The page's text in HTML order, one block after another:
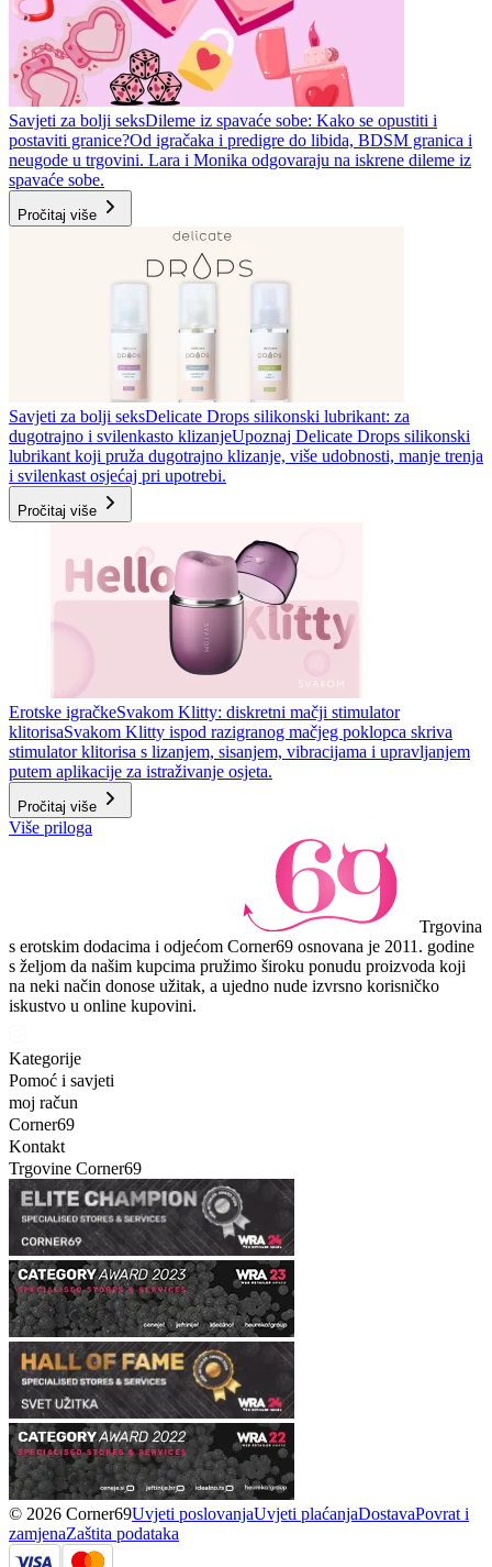
Savjeti za bolji seksDileme iz spavaće sobe: Kako se opustiti i
postaviti granice?Od igračaka i predigre do libida, BDSM granica i
neugode u trgovini. Lara i Monika odgovaraju na iskrene dileme iz
spavaće sobe.
Pročitaj više
Savjeti za bolji seksDelicate Drops silikonski lubrikant: za
dugotrajno i svilenkasto klizanjeUpoznaj Delicate Drops silikonski
lubrikant koji pruža dugotrajno klizanje, više udobnosti, manje trenja
i svilenkast osjećaj pri upotrebi.
Pročitaj više
Erotske igračkeSvakom Klitty: diskretni mačji stimulator
klitorisaSvakom Klitty ispod razigranog mačjeg poklopca skriva
stimulator klitorisa s lizanjem, sisanjem, vibracijama i upravljanjem
putem aplikacije za istraživanje osjeta.
Pročitaj više
Više priloga
Trgovina
s erotskim dodacima i odjećom Corner69 osnovana je 2011. godine
s željom da našim kupcima pružimo široku ponudu proizvoda koji
na neki način donose užitak, a ujedno nude izvrsno korisničko
iskustvo u online kupovini.
Kategorije
Pomoć i savjeti
moj račun
Corner69
Kontakt
Trgovine Corner69
© 2026 Corner69Uvjeti poslovanjaUvjeti plaćanjaDostavaPovrat i
zamjenaZaštita podataka